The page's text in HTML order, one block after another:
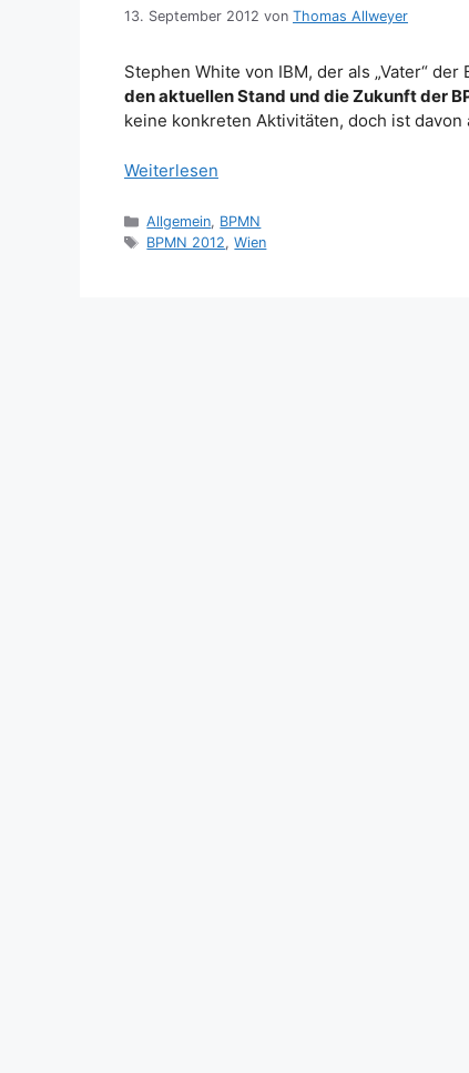
13. September 2012 von Thomas Allweyer
Stephen White von IBM, der als „Vater“
den aktuellen Stand und die Zukunft der
keine konkreten Aktivitäten, doch ist
Weiterlesen
Kategorien
Allgemein, BPMN
Schlagwörter
BPMN 2012,Wien